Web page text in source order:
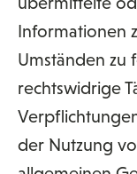
Informationen
Umständen zu
rechtswidrige
der Nutzung